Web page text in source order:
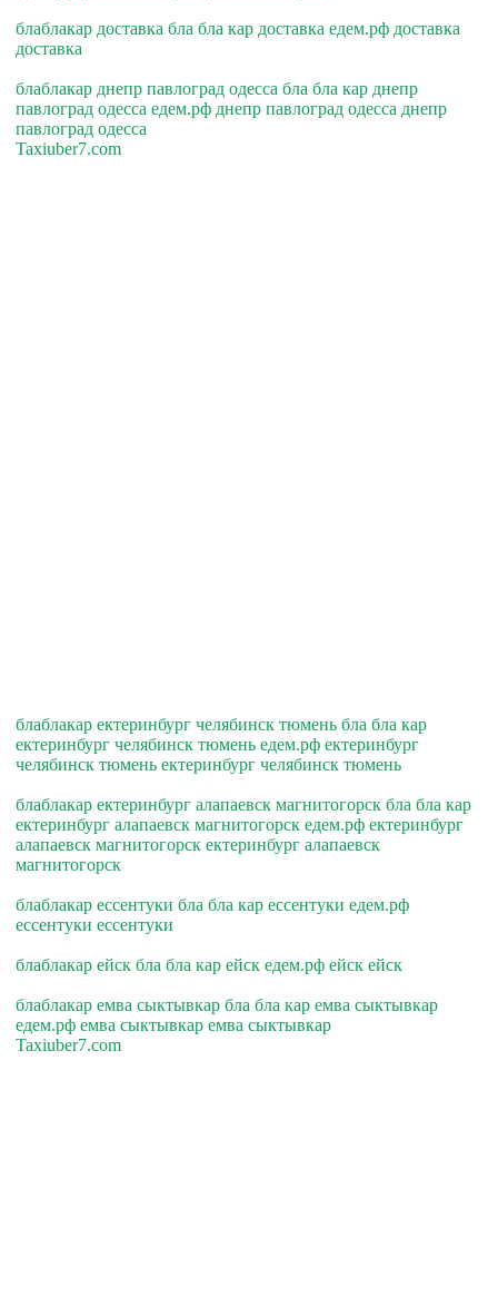
блаблакар доставка бла бла кар доставка едем.рф доставка
доставка
блаблакар днепр павлоград одесса бла бла кар днепр
павлоград одесса едем.рф днепр павлоград одесса днепр
павлоград одесса
Taxiuber7.com
блаблакар ектеринбург челябинск тюмень бла бла кар
ектеринбург челябинск тюмень едем.рф ектеринбург
челябинск тюмень ектеринбург челябинск тюмень
блаблакар ектеринбург алапаевск магнитогорск бла бла кар
ектеринбург алапаевск магнитогорск едем.рф ектеринбург
алапаевск магнитогорск ектеринбург алапаевск
магнитогорск
блаблакар ессентуки бла бла кар ессентуки едем.рф
ессентуки ессентуки
блаблакар ейск бла бла кар ейск едем.рф ейск ейск
блаблакар емва сыктывкар бла бла кар емва сыктывкар
едем.рф емва сыктывкар емва сыктывкар
Taxiuber7.com